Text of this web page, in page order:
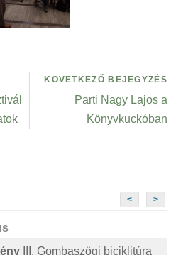
KÖVETKEZŐ BEJEGYZÉS
Parti Nagy Lajos a
Könyvkuckóban
< >
III. Gombaszögi biciklitúra